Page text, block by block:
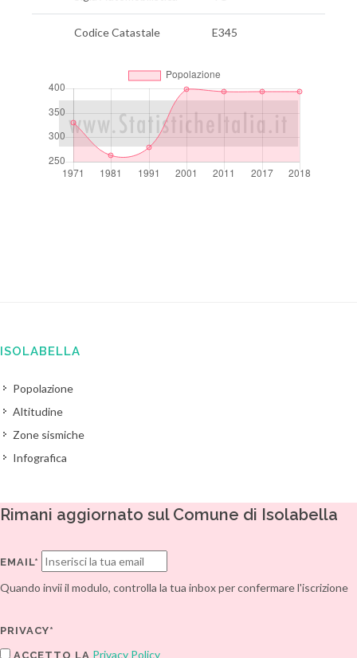
Codice Catastale E345
ISOLABELLA
Popolazione
Altitudine
Zone sismiche
Infografica
Rimani aggiornato sul Comune di Isolabella
EMAIL*
Quando invii il modulo, controlla la tua inbox per confermare l'iscrizione
PRIVACY*
ACCETTO LA Privacy Policy